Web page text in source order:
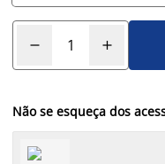
Não se esqueça dos